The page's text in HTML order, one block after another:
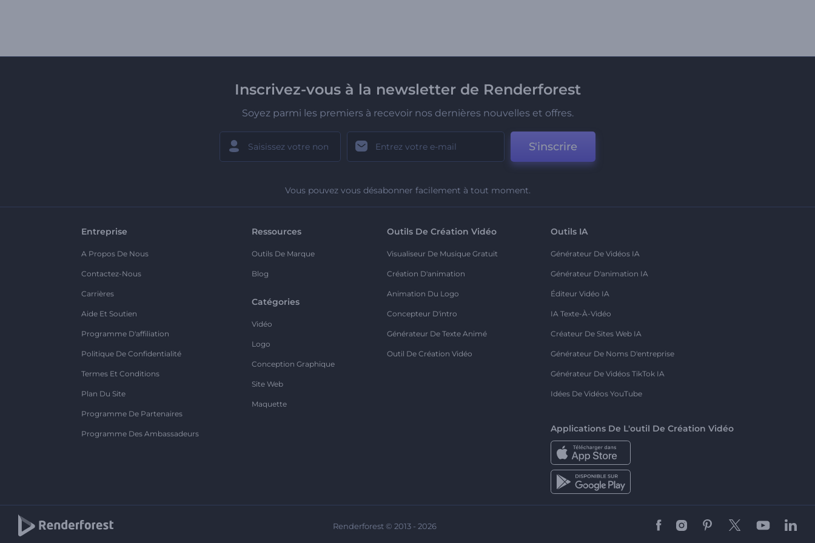
Inscrivez-vous à la newsletter de Renderforest
Soyez parmi les premiers à recevoir nos dernières nouvelles et offres.
S'inscrire
Vous pouvez vous désabonner facilement à tout moment.
Entreprise
A Propos De Nous
Contactez-Nous
Carrières
Aide Et Soutien
Programme D'affiliation
Politique De Confidentialité
Termes Et Conditions
Plan Du Site
Programme De Partenaires
Programme Des Ambassadeurs
Ressources
Outils De Marque
Blog
Catégories
Vidéo
Logo
Conception Graphique
Site Web
Maquette
Outils De Création Vidéo
Visualiseur De Musique Gratuit
Création D'animation
Animation Du Logo
Concepteur D'intro
Générateur De Texte Animé
Outil De Création Vidéo
Outils IA
Générateur De Vidéos IA
Générateur D'animation IA
Éditeur Vidéo IA
IA Texte-À-Vidéo
Créateur De Sites Web IA
Générateur De Noms D'entreprise
Générateur De Vidéos TikTok IA
Idées De Vidéos YouTube
Applications De L'outil De Création Vidéo
Renderforest © 2013 - 2026